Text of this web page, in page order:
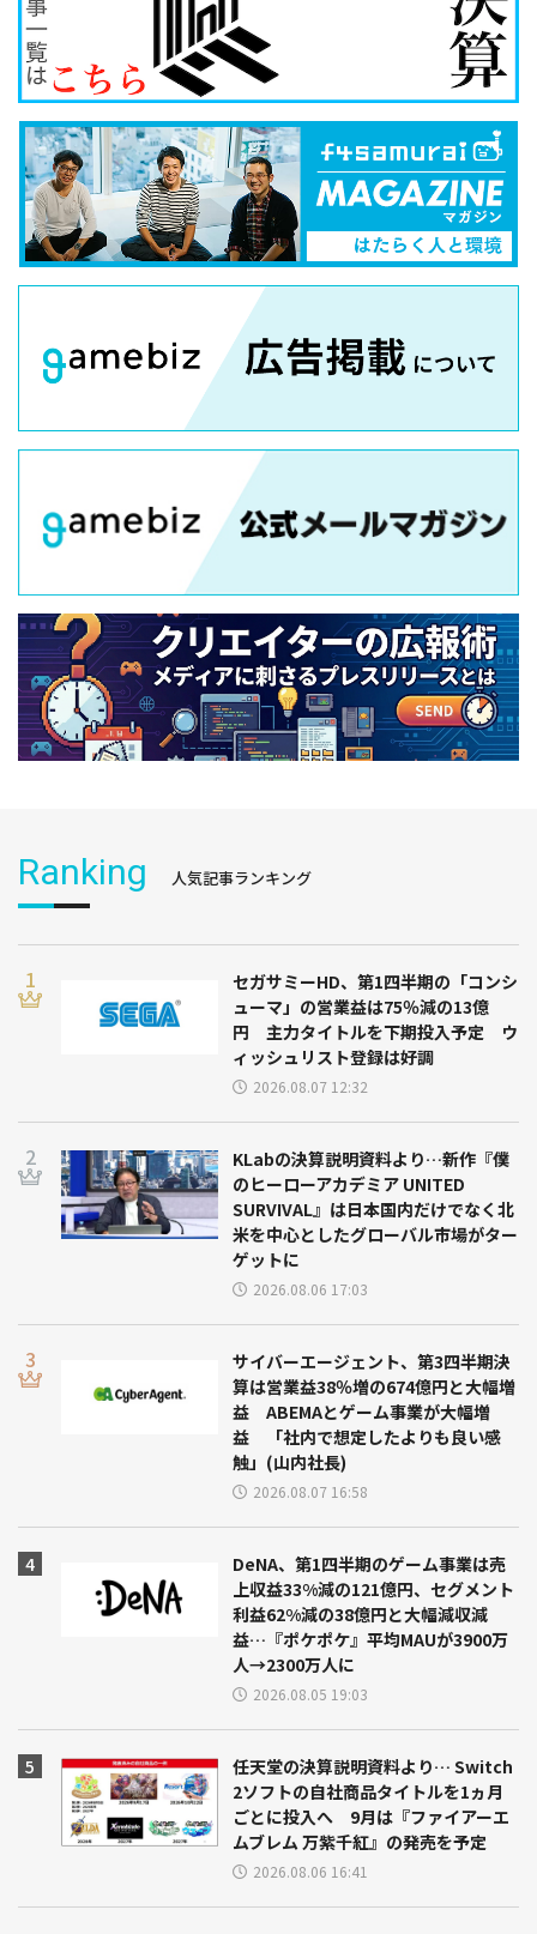
Ranking 人気記事ランキング
セガサミーHD、第1四半期の「コンシ
ューマ」の営業益は75％減の13億
円 主力タイトルを下期投入予定 ウ
ィッシュリスト登録は好調
2026.08.07 12:32
KLabの決算説明資料より…新作『僕
のヒーローアカデミア UNITED
SURVIVAL』は日本国内だけでなく北
米を中心としたグローバル市場がター
ゲットに
2026.08.06 17:03
サイバーエージェント、第3四半期決
算は営業益38％増の674億円と大幅増
益 ABEMAとゲーム事業が大幅増
益 「社内で想定したよりも良い感
触」(山内社長)
2026.08.07 16:58
DeNA、第1四半期のゲーム事業は売
上収益33%減の121億円、セグメント
利益62%減の38億円と大幅減収減
益…『ポケポケ』平均MAUが3900万
人→2300万人に
2026.08.05 19:03
任天堂の決算説明資料より… Switch
2ソフトの自社商品タイトルを1ヵ月
ごとに投入へ 9月は『ファイアーエ
ムブレム 万紫千紅』の発売を予定
2026.08.06 16:41